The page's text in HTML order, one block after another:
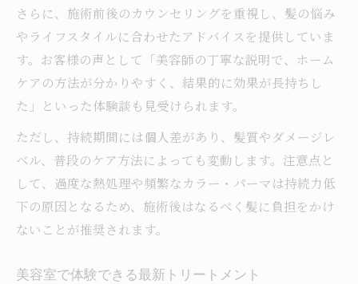
さらに、施術前後のカウンセリングを重視し、髪の悩み
やライフスタイルに合わせたアドバイスを提供していま
す。お客様の声として「美容師の丁寧な説明で、ホーム
ケアの方法が分かりやすく、結果的に効果が長持ちし
た」といった体験談も見受けられます。
ただし、持続期間には個人差があり、髪質やダメージレ
ベル、普段のケア方法によっても変動します。注意点と
して、過度な熱処理や頻繁なカラー・パーマは持続力低
下の原因となるため、施術後はなるべく髪に負担をかけ
ないことが推奨されます。
美容室で体験できる最新トリートメント